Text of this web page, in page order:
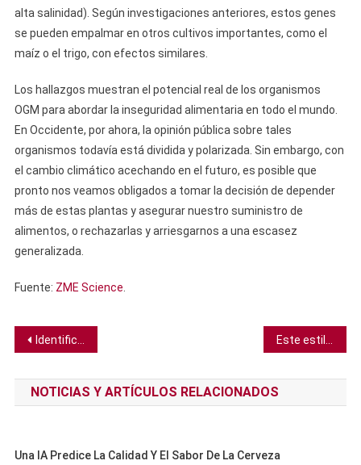
alta salinidad). Según investigaciones anteriores, estos genes
se pueden empalmar en otros cultivos importantes, como el
maíz o el trigo, con efectos similares.
Los hallazgos muestran el potencial real de los organismos
OGM para abordar la inseguridad alimentaria en todo el mundo.
En Occidente, por ahora, la opinión pública sobre tales
organismos todavía está dividida y polarizada. Sin embargo, con
el cambio climático acechando en el futuro, es posible que
pronto nos veamos obligados a tomar la decisión de depender
más de estas plantas y asegurar nuestro suministro de
alimentos, o rechazarlas y arriesgarnos a una escasez
generalizada.
Fuente: ZME Science
Navegación
de
entradas
Identifican enfermedad mitocondrial en gemelos idénticos
NOTICIAS Y ARTÍCULOS RELACIONADOS
Una IA Predice La Calidad Y El Sabor De La Cerveza